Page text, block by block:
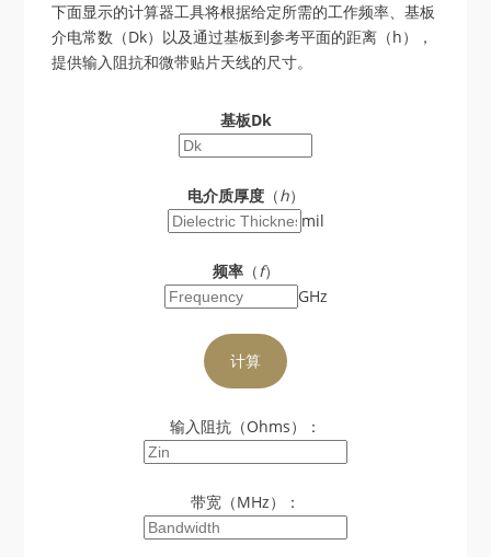
下面显示的计算器工具将根据给定所需的工作频率、基板
介电常数（Dk）以及通过基板到参考平面的距离（h），
提供输入阻抗和微带贴片天线的尺寸。
基板Dk
电介质厚度（h）
mil
频率（f）
GHz
输入阻抗（Ohms）：
带宽（MHz）：